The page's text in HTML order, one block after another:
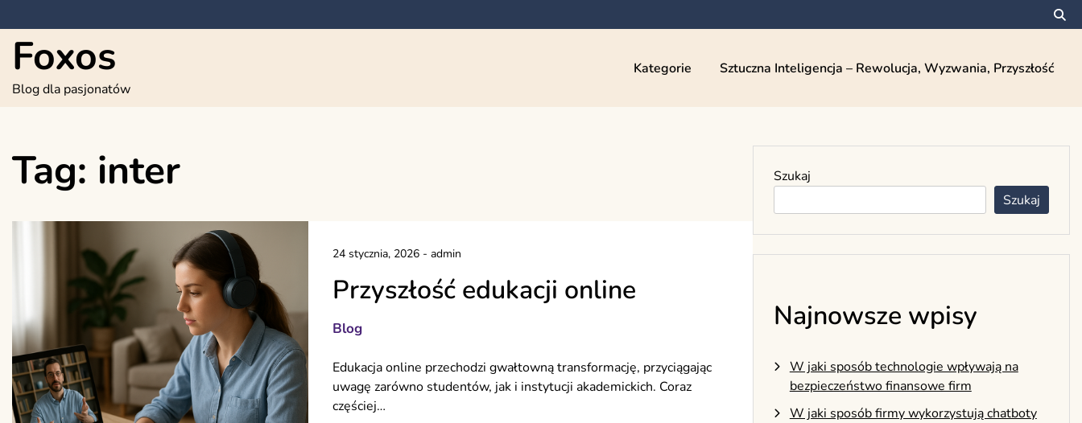
to
content
Foxos
Blog dla pasjonatów
Kategorie Sztuczna Inteligencja – Rewolucja, Wyzwania, Przyszłość
Tag: inter
24 stycznia, 2026- admin
Przyszłość edukacji online
Blog
Edukacja online przechodzi gwałtowną transformację, przyciągając
uwagę zarówno studentów, jak i instytucji akademickich. Coraz
częściej…
Szukaj
Szukaj
Najnowsze wpisy
W jaki sposób technologie wpływają na
bezpieczeństwo finansowe firm
W jaki sposób firmy wykorzystują chatboty